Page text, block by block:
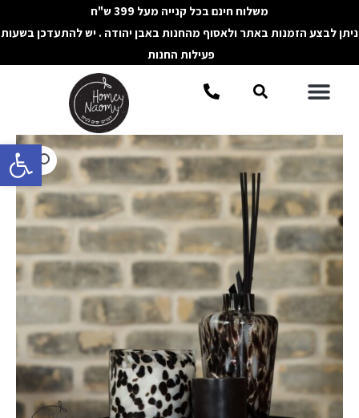
פתח
לתוכן
משלוח חינם בכל קנייה מעל 399 ש"ח
ניתן לבצע הזמנות באתר ולאסוף מהחנות באבן יהודה . יש להתעדכן בשעות
פעילות החנות
תפריטחיפוש
כמות
מגש
מתכת
עגול
ושחור